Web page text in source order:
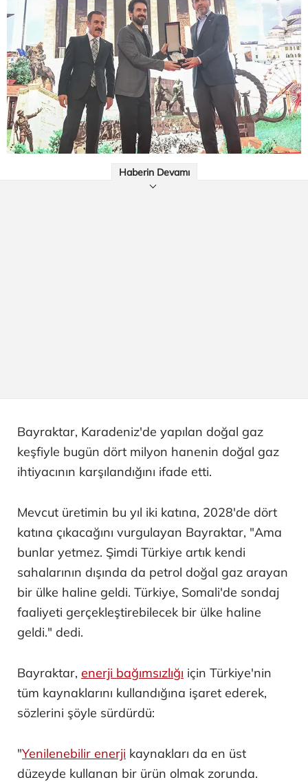
Haberin Devamı
Bayraktar, Karadeniz'de yapılan doğal gaz
keşfiyle bugün dört milyon hanenin doğal gaz
ihtiyacının karşılandığını ifade etti.
Mevcut üretimin bu yıl iki katına, 2028'de dört
katına çıkacağını vurgulayan Bayraktar, "Ama
bunlar yetmez. Şimdi Türkiye artık kendi
sahalarının dışında da petrol doğal gaz arayan
bir ülke haline geldi. Türkiye, Somali'de sondaj
faaliyeti gerçekleştirebilecek bir ülke haline
geldi." dedi.
Bayraktar, enerji bağımsızlığı için Türkiye'nin
tüm kaynaklarını kullandığına işaret ederek,
sözlerini şöyle sürdürdü:
"Yenilenebilir enerji kaynakları da en üst
düzeyde kullanan bir ürün olmak zorunda.